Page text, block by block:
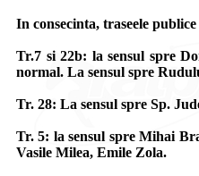
In consecinta, traseele
Tr.7 si 22b: la sensul spre
normal. La sensul spre
Tr. 28: La sensul spre Sp.
Tr. 5: la sensul spre Mihai
Vasile Milea, Emile Zola.